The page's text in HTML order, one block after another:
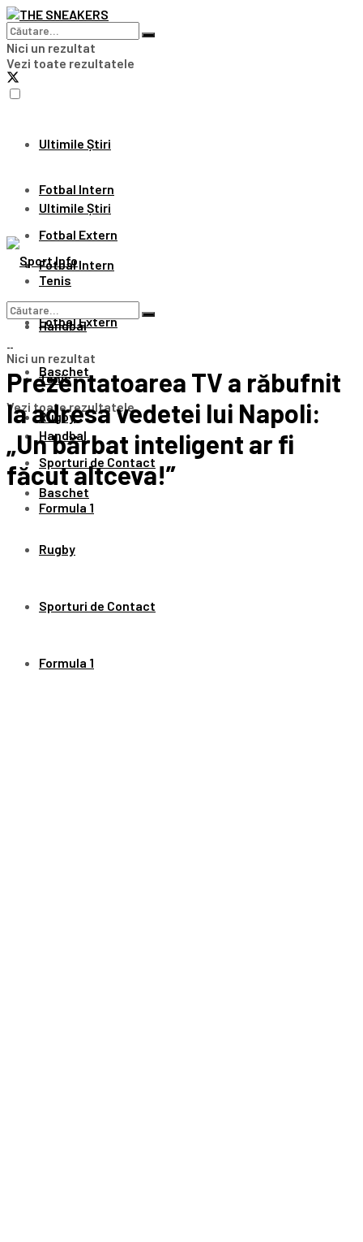
Nici un rezultat
Vezi toate rezultatele
Ultimile Știri
Fotbal Intern
Fotbal Extern
Tenis
Handbal
Baschet
Rugby
Sporturi de Contact
Formula 1
Ultimile Știri
Fotbal Intern
Fotbal Extern
Tenis
Handbal
Baschet
Rugby
Sporturi de Contact
Formula 1
Nici un rezultat
Vezi toate rezultatele
Prezentatoarea TV a răbufnit
la adresa vedetei lui Napoli:
„Un bărbat inteligent ar fi
făcut altceva!”